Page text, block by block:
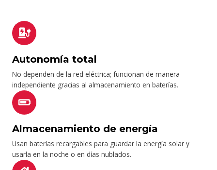
Autonomía total
No dependen de la red eléctrica; funcionan de manera
independiente gracias al almacenamiento en baterías.
Almacenamiento de energía
Usan baterías recargables para guardar la energía solar y
usarla en la noche o en días nublados.